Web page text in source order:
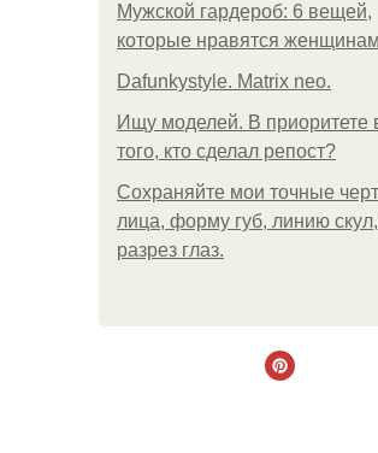
Мужской гардероб: 6 вещей,
которые нравятся женщинам
Dafunkystyle. Matrix neo.
Ищу моделей. В приоритете
того, кто сделал репост?
Сохраняйте мои точные
лица, форму губ, линию
разрез глаз.